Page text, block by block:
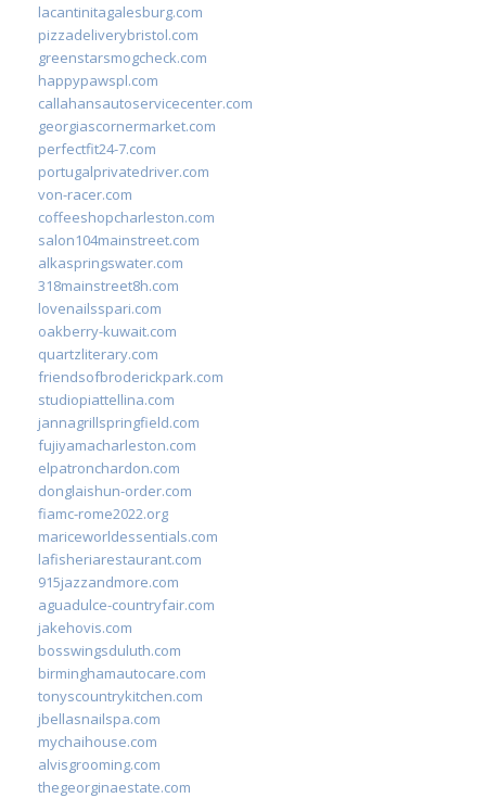
lacantinitagalesburg.com
pizzadeliverybristol.com
greenstarsmogcheck.com
happypawspl.com
callahansautoservicecenter.com
georgiascornermarket.com
perfectfit24-7.com
portugalprivatedriver.com
von-racer.com
coffeeshopcharleston.com
salon104mainstreet.com
alkaspringswater.com
318mainstreet8h.com
lovenailsspari.com
oakberry-kuwait.com
quartzliterary.com
friendsofbroderickpark.com
studiopiattellina.com
jannagrillspringfield.com
fujiyamacharleston.com
elpatronchardon.com
donglaishun-order.com
fiamc-rome2022.org
mariceworldessentials.com
lafisheriarestaurant.com
915jazzandmore.com
aguadulce-countryfair.com
jakehovis.com
bosswingsduluth.com
birminghamautocare.com
tonyscountrykitchen.com
jbellasnailspa.com
mychaihouse.com
alvisgrooming.com
thegeorginaestate.com